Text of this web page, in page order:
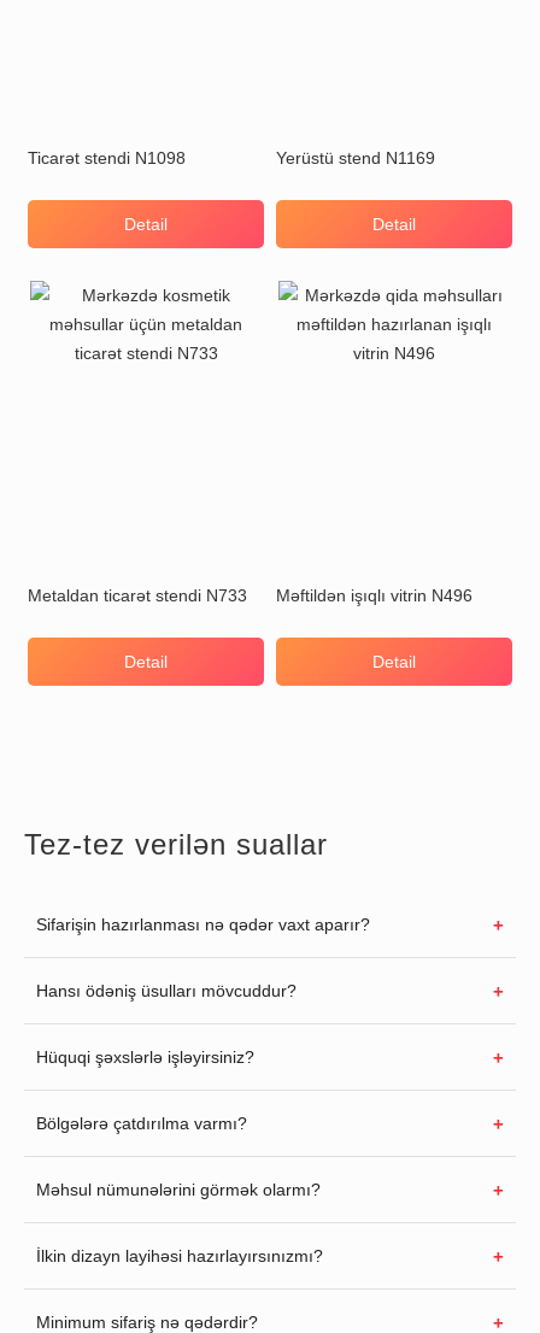
Ticarət stendi N1098
Detail
Yerüstü stend N1169
Detail
Metaldan ticarət stendi N733
Detail
Məftildən işıqlı vitrin N496
Detail
Tez-tez verilən suallar
Sifarişin hazırlanması nə qədər vaxt aparır?
Hansı ödəniş üsulları mövcuddur?
Hüquqi şəxslərlə işləyirsiniz?
Bölgələrə çatdırılma varmı?
Məhsul nümunələrini görmək olarmı?
İlkin dizayn layihəsi hazırlayırsınızmı?
Minimum sifariş nə qədərdir?